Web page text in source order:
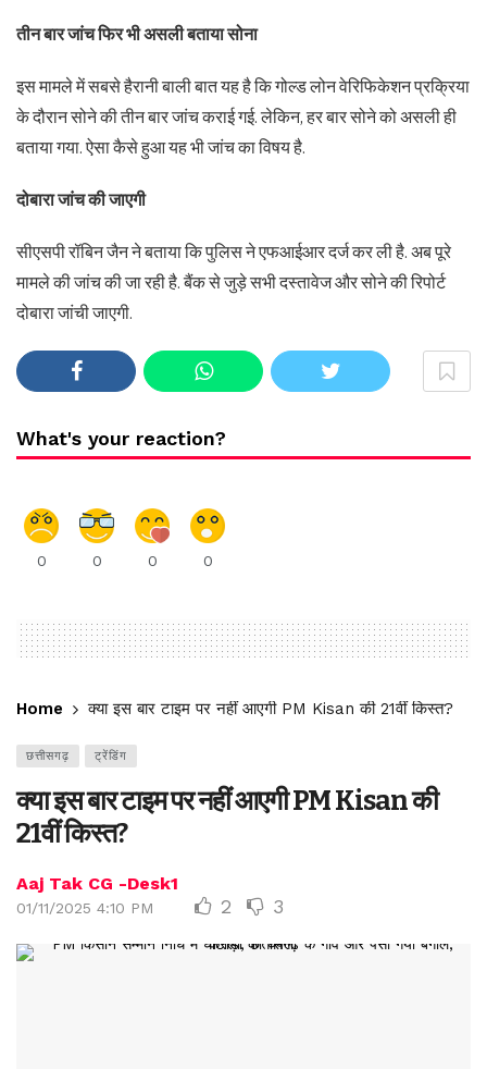
तीन बार जांच फिर भी असली बताया सोना
इस मामले में सबसे हैरानी बाली बात यह है कि गोल्ड लोन वेरिफिकेशन प्रक्रिया
के दौरान सोने की तीन बार जांच कराई गई. लेकिन, हर बार सोने को असली ही
बताया गया. ऐसा कैसे हुआ यह भी जांच का विषय है.
दोबारा जांच की जाएगी
सीएसपी रॉबिन जैन ने बताया कि पुलिस ने एफआईआर दर्ज कर ली है. अब पूरे
मामले की जांच की जा रही है. बैंक से जुड़े सभी दस्तावेज और सोने की रिपोर्ट
दोबारा जांची जाएगी.
What's your reaction?
0 0 0 0
Home क्या इस बार टाइम पर नहीं आएगी PM Kisan की 21वीं किस्त?
छत्तीसगढ़ ट्रेंडिंग
क्या इस बार टाइम पर नहीं आएगी PM Kisan की
21वीं किस्त?
Aaj Tak CG -Desk1
01/11/2025 4:10 PM 2 3